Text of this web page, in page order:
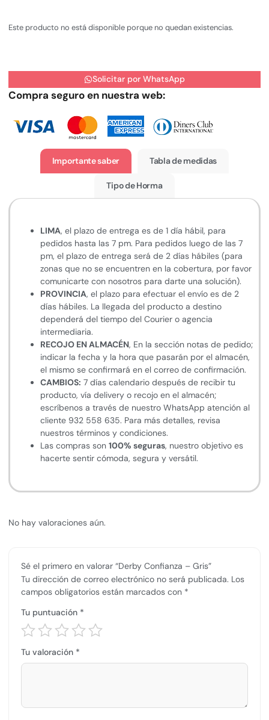
Este producto no está disponible porque no quedan existencias.
Solicitar por WhatsApp
Compra seguro en nuestra web:
Importante saber Tabla de medidas
Tipo de Horma
LIMA, el plazo de entrega es de 1 día hábil, para
pedidos hasta las 7 pm. Para pedidos luego de las 7
pm, el plazo de entrega será de 2 días hábiles (para
zonas que no se encuentren en la cobertura, por favor
comunicarte con nosotros para darte una solución).
PROVINCIA, el plazo para efectuar el envío es de 2
días hábiles. La llegada del producto a destino
dependerá del tiempo del Courier o agencia
intermediaria.
RECOJO EN ALMACÉN, En la sección notas de pedido;
indicar la fecha y la hora que pasarán por el almacén,
el mismo se confirmará en el correo de confirmación.
CAMBIOS: 7 días calendario después de recibir tu
producto, vía delivery o recojo en el almacén;
escríbenos a través de nuestro WhatsApp atención al
cliente 932 558 635. Para más detalles, revisa
nuestros términos y condiciones.
Las compras son 100% seguras, nuestro objetivo es
hacerte sentir cómoda, segura y versátil.
No hay valoraciones aún.
Sé el primero en valorar “Derby Confianza – Gris”
Tu dirección de correo electrónico no será publicada. Los
campos obligatorios están marcados con *
Tu puntuación *
Tu valoración *